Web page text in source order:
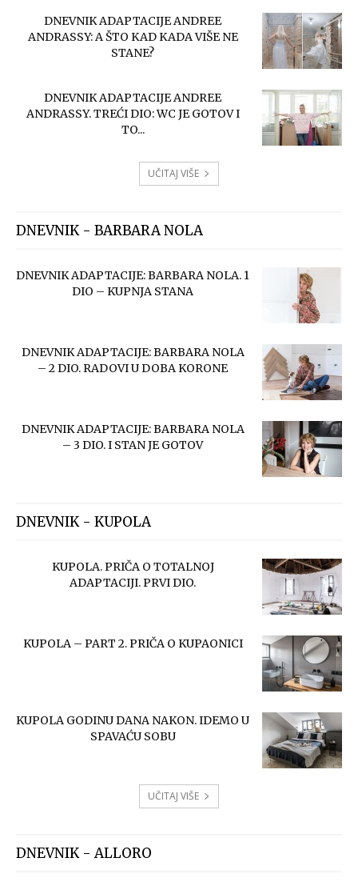
DNEVNIK ADAPTACIJE ANDREE
ANDRASSY: A ŠTO KAD KADA VIŠE NE
STANE?
DNEVNIK ADAPTACIJE ANDREE
ANDRASSY. TREĆI DIO: WC JE GOTOV I
TO...
UČITAJ VIŠE
DNEVNIK - BARBARA NOLA
DNEVNIK ADAPTACIJE: BARBARA NOLA. 1
DIO – KUPNJA STANA
DNEVNIK ADAPTACIJE: BARBARA NOLA
– 2 DIO. RADOVI U DOBA KORONE
DNEVNIK ADAPTACIJE: BARBARA NOLA
– 3 DIO. I STAN JE GOTOV
DNEVNIK - KUPOLA
KUPOLA. PRIČA O TOTALNOJ
ADAPTACIJI. PRVI DIO.
KUPOLA – PART 2. PRIČA O KUPAONICI
KUPOLA GODINU DANA NAKON. IDEMO U
SPAVAĆU SOBU
UČITAJ VIŠE
DNEVNIK - ALLORO